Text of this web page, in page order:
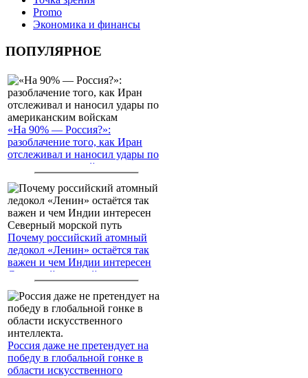
Promo
Экономика и финансы
ПОПУЛЯРНОЕ
«На 90% — Россия?»:
разоблачение того, как Иран
отслеживал и наносил удары по
американским войскам
Почему российский атомный
ледокол «Ленин» остаётся так
важен и чем Индии интересен
Северный морской путь
Россия даже не претендует на
победу в глобальной гонке в
области искусственного